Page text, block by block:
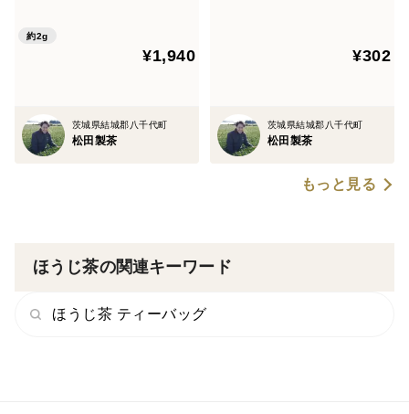
んの気持ち プレゼント 送料
無料 クリックポスト ギフト
約2g
¥1,940
茨城県結城郡八千代町
松田製茶
¥302
茨城県結城郡八千代町
松田製茶
もっと見る
ほうじ茶の関連キーワード
ほうじ茶 ティーバッグ